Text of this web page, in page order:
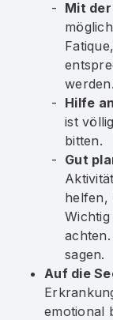
Mit
werden.
Hilfe
ist
bitten.
Gut
helfen,
sagen.
Auf die
emotional